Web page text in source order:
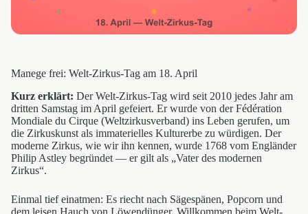
Manege frei: Welt-Zirkus-Tag am 18. April
Kurz erklärt: Der Welt-Zirkus-Tag wird seit 2010 jedes Jahr am
dritten Samstag im April gefeiert. Er wurde von der Fédération
Mondiale du Cirque (Weltzirkusverband) ins Leben gerufen, um
die Zirkuskunst als immaterielles Kulturerbe zu würdigen. Der
moderne Zirkus, wie wir ihn kennen, wurde 1768 vom Engländer
Philip Astley begründet — er gilt als „Vater des modernen
Zirkus“.
Einmal tief einatmen: Es riecht nach Sägespänen, Popcorn und
dem leisen Hauch von Löwendünger. Willkommen beim Welt-